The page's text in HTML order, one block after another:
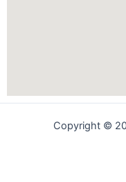
Copyright ©